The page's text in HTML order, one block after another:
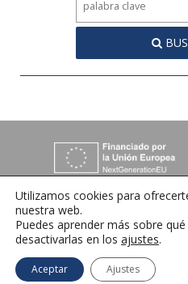
C/ Orense 6, 36970
Tlfno:
+34 986 72 35 64
Aviso legal| Política
Utilizamos cookies para
nuestra web.
Puedes aprender más sobre
desactivarlas en los ajustes.
Aceptar Ajustes